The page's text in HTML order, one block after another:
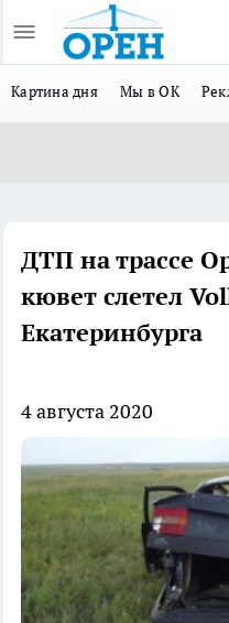
Картина дня Мы в ОК
ДТП на трассе
кювет слетел
Екатеринбурга
4 августа 2020